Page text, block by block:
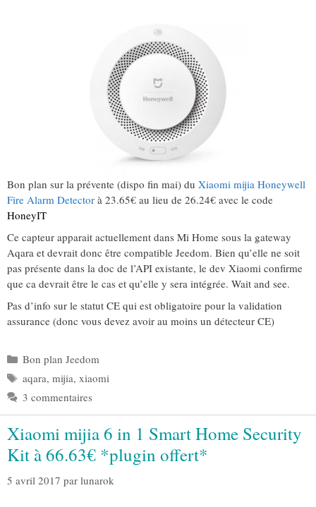
Bon plan sur la prévente (dispo fin mai) du Xiaomi mijia Honeywell
Fire Alarm Detector à 23.65€ au lieu de 26.24€ avec le code
HoneyIT
Ce capteur apparait actuellement dans Mi Home sous la gateway
Aqara et devrait donc être compatible Jeedom. Bien qu’elle ne soit
pas présente dans la doc de l’API existante, le dev Xiaomi confirme
que ca devrait être le cas et qu’elle y sera intégrée. Wait and see.
Pas d’info sur le statut CE qui est obligatoire pour la validation
assurance (donc vous devez avoir au moins un détecteur CE)
Catégories
Bon plan Jeedom
Étiquettes
aqara, mijia, xiaomi
3 commentaires
Xiaomi mijia 6 in 1 Smart Home Security
Kit à 66.63€ *plugin offert*
5 avril 2017 par lunarok